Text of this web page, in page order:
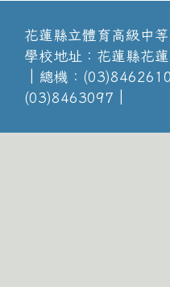
花蓮縣立體育高級中
學校地址：花蓮縣花
│總機：
(03)8463097│